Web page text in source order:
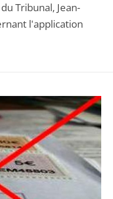
Tribunal, Jean-
l'application